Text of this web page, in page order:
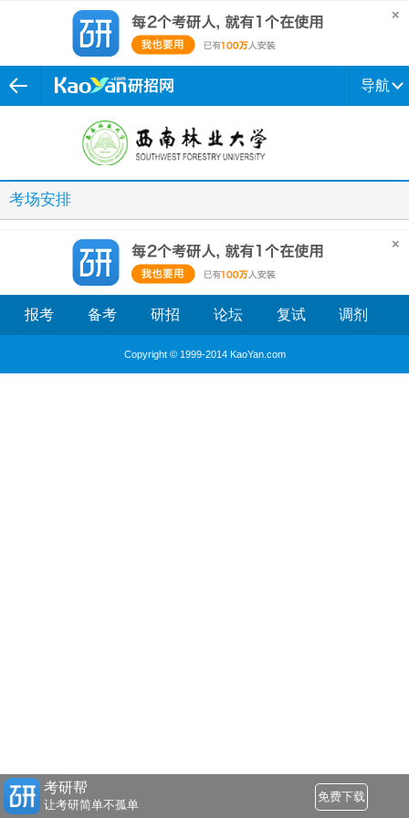
导航
考场安排
报考 备考 研招 论坛 复试 调剂
Copyright © 1999-2014 KaoYan.com
考研帮
让考研简单不孤单
免费下载